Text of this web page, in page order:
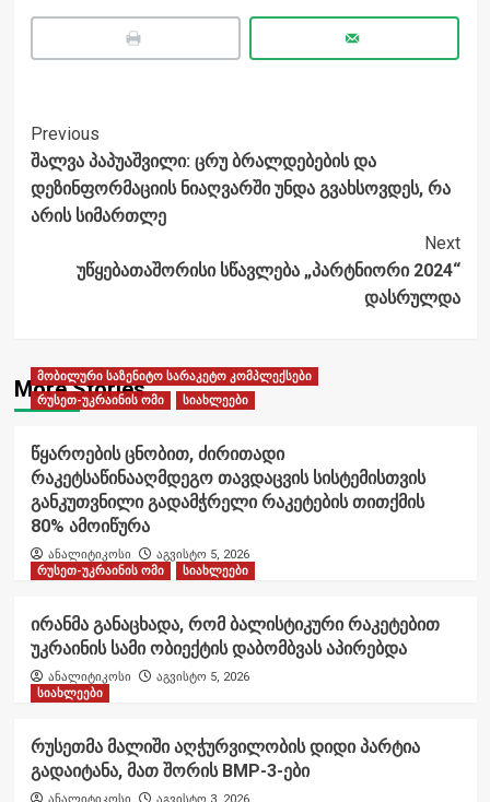
Post
Navigation
Previous
შალვა პაპუაშვილი: ცრუ ბრალდებების და
დეზინფორმაციის ნიაღვარში უნდა გვახსოვდეს, რა
არის სიმართლე
Next
უწყებათაშორისი სწავლება „პარტნიორი 2024“
დასრულდა
More Stories
მობილური საზენიტო სარაკეტო კომპლექსები
რუსეთ-უკრაინის ომი
სიახლეები
წყაროების ცნობით, ძირითადი
რაკეტსაწინააღმდეგო თავდაცვის სისტემისთვის
განკუთვნილი გადამჭრელი რაკეტების თითქმის
80% ამოიწურა
ანალიტიკოსი
აგვისტო 5, 2026
რუსეთ-უკრაინის ომი
სიახლეები
ირანმა განაცხადა, რომ ბალისტიკური რაკეტებით
უკრაინის სამი ობიექტის დაბომბვას აპირებდა
ანალიტიკოსი
აგვისტო 5, 2026
სიახლეები
რუსეთმა მალიში აღჭურვილობის დიდი პარტია
გადაიტანა, მათ შორის BMP-3-ები
ანალიტიკოსი აგვისტო 3, 2026